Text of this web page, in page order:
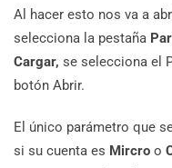
Al hacer esto nos va a
selecciona la pestaña
Cargar, se selecciona el
botón Abrir.
El único parámetro que
si su cuenta es Mircro o